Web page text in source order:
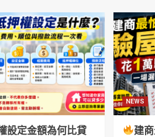
設定金額為何比貸
NEWS
建